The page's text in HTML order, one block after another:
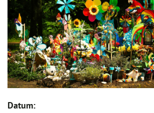
Datum: